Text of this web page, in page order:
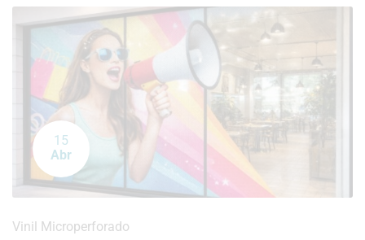
15
Abr
Vinil Microperforado